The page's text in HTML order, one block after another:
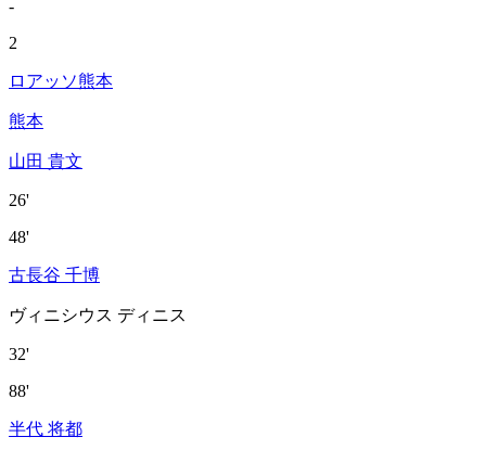
-
2
ロアッソ熊本
熊本
山田 貴文
26'
48'
古長谷 千博
ヴィニシウス ディニス
32'
88'
半代 将都